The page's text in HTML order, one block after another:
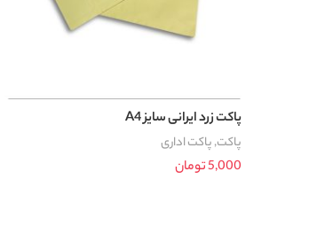
پاکت زرد ایرانی سایز A4
پاکت,پاکت اداری
5,000تومان